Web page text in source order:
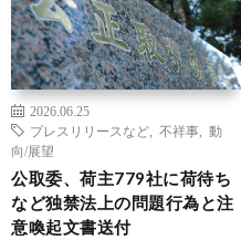
2026.06.25
プレスリリースなど
不祥事
動
向/展望
公取委、荷主779社に荷待ち
など独禁法上の問題行為と注
意喚起文書送付